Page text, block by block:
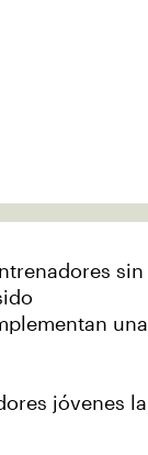
sin
una
jóvenes la